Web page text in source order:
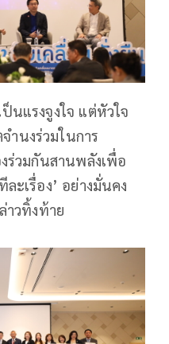
นแรงจูงใจ แต่หัวใจ
ำนงร่วมในการ
ร่วมกันสานพลังเพื่อ
ะเรื่อง’ อย่างมั่นคง
าวทิ้งท้าย